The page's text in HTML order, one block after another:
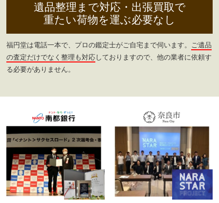
遺品整理まで対応・出張買取で
重たい荷物を運ぶ必要なし
福円堂は電話一本で、プロの鑑定士がご自宅まで伺います。 ご遺品
の査定だけでなく整理も対応しておりますので、他の業者に依頼す
る必要がありません。